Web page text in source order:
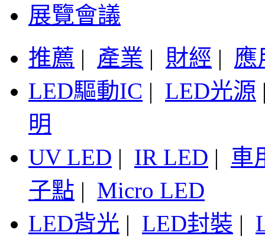
展覽會議
推薦 | 產業 | 財經 | 應
LED驅動IC | LED光源
明
UV LED | IR LED | 車
子點 | Micro LED
LED背光 | LED封裝 |